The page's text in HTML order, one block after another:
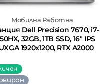
Мобилна Работна
Dell Precision 7670, i7-
32GB, 1TB SSD, 16" IPS
1920x1200, RTX A2000